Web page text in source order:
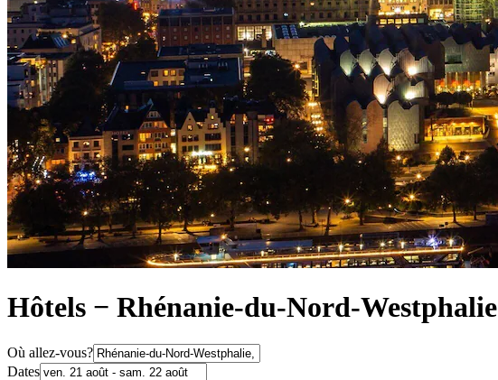
Hôtels − Rhénanie-du-Nord-Westphalie
Où allez-vous?
Dates